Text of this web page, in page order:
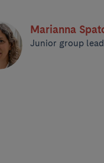
Marianna
Junior group